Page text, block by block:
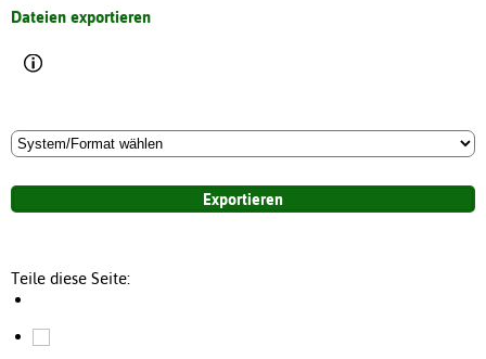
Dateien exportieren
Teile diese Seite: